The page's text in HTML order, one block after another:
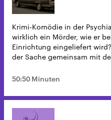
Krimi-Komödie in der
wirklich ein Mörder, wie er
Einrichtung eingeliefert
der Sache gemeinsam mit
50:50 Minuten